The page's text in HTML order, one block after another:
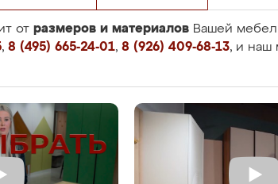
от размеров и материалов Вашей
, 8 (495) 665-24-01, 8 (926) 409-68-13, и наш